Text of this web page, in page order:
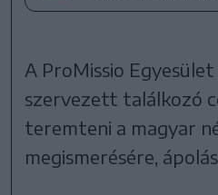
A ProMissio
szervezett találkozó
teremteni a magyar
megismerésére,